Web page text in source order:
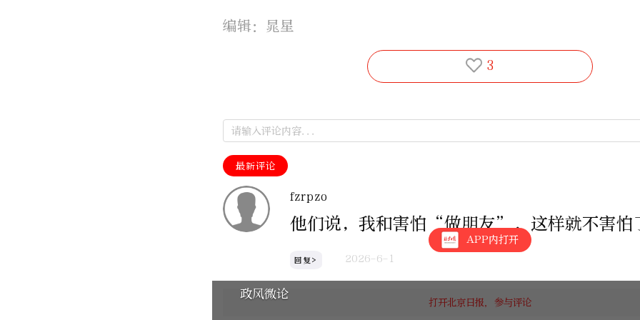
编辑：晁星
3
最新评论
fzrpzo
他们说，我和害怕“做朋友”，这样就不害怕
回复> 2026-6-1
APP内打开
政风微论